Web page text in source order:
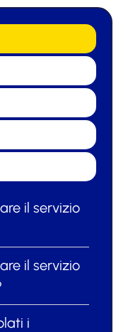
il servizio
il servizio
i